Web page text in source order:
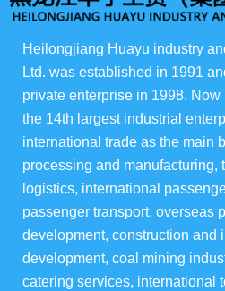
俄罗斯伊娃农场
华宇酒店宴会级
华宇楼盘
集团资讯
Heilongjiang Huayu industry
Ltd. was established in 1991
private enterprise in 1998.
the 14th largest industrial
international trade as the main
processing and manufacturing,
logistics, international
passenger transport, overseas
development, construction and
development, coal mining
catering services, international